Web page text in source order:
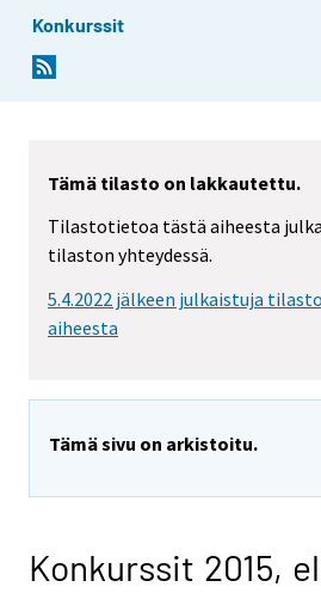
Konkurssit
Tämä tilasto on lakkautettu.
Tilastotietoa tästä aiheesta
tilaston yhteydessä.
5.4.2022 jälkeen julkaistuja
aiheesta
Tämä sivu on arkistoitu.
Konkurssit 2015,